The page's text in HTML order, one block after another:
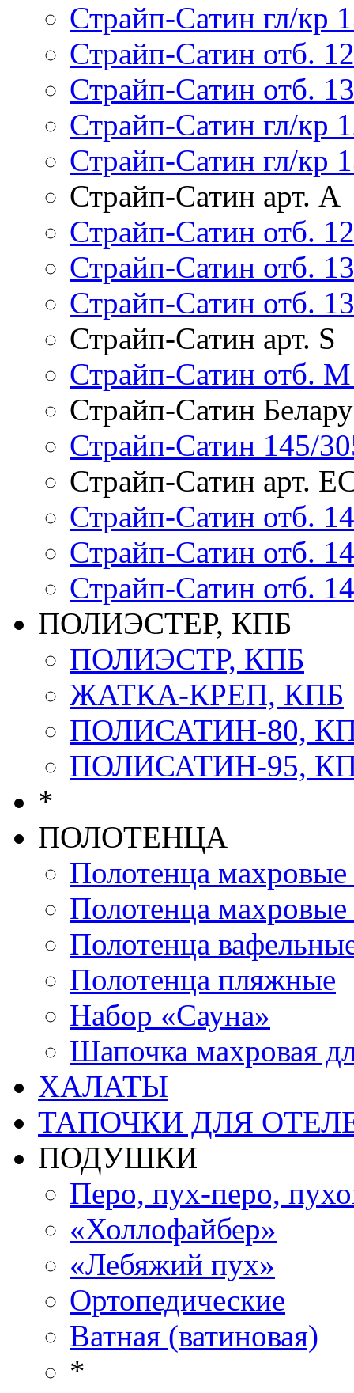
Страйп-Сатин гл/кр
Страйп-Сатин отб.
Страйп-Сатин отб.
Страйп-Сатин гл/кр
Страйп-Сатин гл/кр
Страйп-Сатин арт. А
Страйп-Сатин отб.
Страйп-Сатин отб.
Страйп-Сатин отб.
Страйп-Сатин арт. S
Страйп-Сатин отб.
Страйп-Сатин
Страйп-Сатин 145/
Страйп-Сатин арт.
Страйп-Сатин отб.
Страйп-Сатин отб.
Страйп-Сатин отб.
ПОЛИЭСТЕР, КПБ
ПОЛИЭСТР, КПБ
ЖАТКА-КРЕП, КПБ
ПОЛИСАТИН-80,
ПОЛИСАТИН-95,
*
ПОЛОТЕНЦА
Полотенца
Полотенца
Полотенца
Полотенца пляжные
Набор «Сауна»
Шапочка махровая
ХАЛАТЫ
ТАПОЧКИ ДЛЯ
ПОДУШКИ
Перо, пух-перо,
«Холлофайбер»
«Лебяжий пух»
Ортопедические
Ватная (ватиновая)
*